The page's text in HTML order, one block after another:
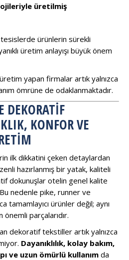
üretilmiş
tesislerde ürünlerin sürekli
üretim anlayışı büyük önem
yapan firmalar artık yalnızca
ömrüne de odaklanmaktadır.
DEKORATIF
KONFOR VE
ilk dikkatini çeken detaylardan
hazırlanmış bir yatak, kaliteli
dokunuşlar otelin genel kalite
nedenle pike, runner ve
tamamlayıcı ürünler değil; aynı
parçalarıdır.
dekoratif tekstiller artık yalnızca
Dayanıklılık, kolay bakım,
ve uzun ömürlü kullanım da